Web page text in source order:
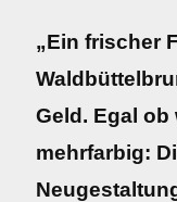
„Ein frischer
Geld. Egal
mehrfarbig: